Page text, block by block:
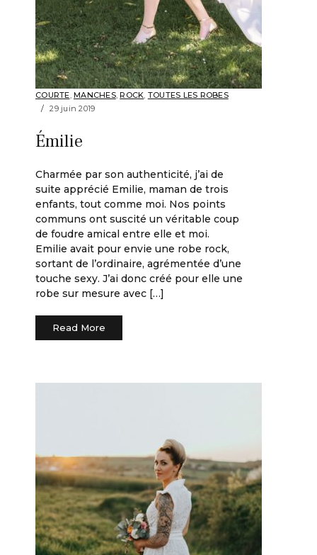
COURTE, MANCHES,ROCK, TOUTES LES ROBES
29 juin 2019
Émilie
Charmée par son authenticité, j’ai de
suite apprécié Emilie, maman de trois
enfants, tout comme moi. Nos points
communs ont suscité un véritable coup
de foudre amical entre elle et moi.
Emilie avait pour envie une robe rock,
sortant de l’ordinaire, agrémentée d’une
touche sexy. J’ai donc créé pour elle une
robe sur mesure avec […]
Read More